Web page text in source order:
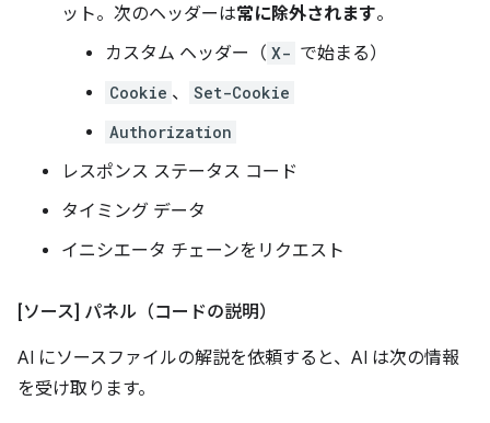
ット。次のヘッダーは常に除外されます。
カスタム ヘッダー（ X- で始まる）
Cookie 、
Set-Cookie
Authorization
レスポンス ステータス コード
タイミング データ
イニシエータ チェーンをリクエスト
[ソース] パネル（コードの説明）
AI にソースファイルの解説を依頼すると、AI は次の情報
を受け取ります。